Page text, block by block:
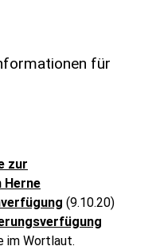
für
zur
Herne
(9.10.20)
im Wortlaut.